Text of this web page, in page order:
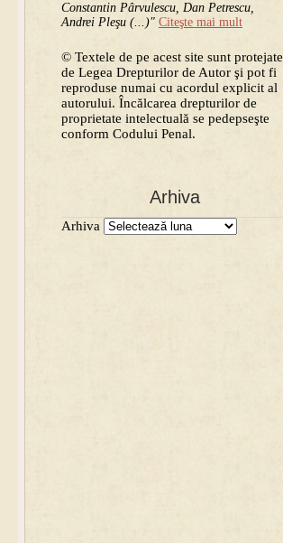
Constantin Pârvulescu, Dan Petrescu,
Andrei Pleşu (...)" Citeşte mai mult
© Textele de pe acest site sunt protejate
de Legea Drepturilor de Autor şi pot fi
reproduse numai cu acordul explicit al
autorului. Încălcarea drepturilor de
proprietate intelectuală se pedepseşte
conform Codului Penal.
Arhiva
Arhiva